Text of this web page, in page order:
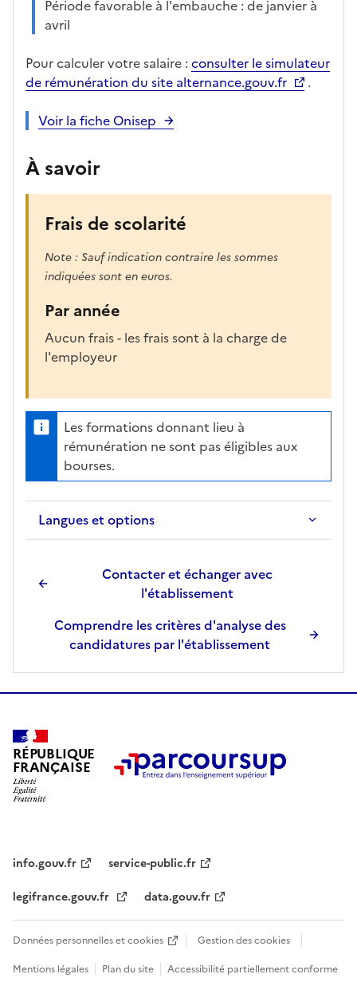
Période favorable à l'embauche : de janvier à
avril
Pour calculer votre salaire : consulter le simulateur
de rémunération du site alternance.gouv.fr
.
Voir la fiche Onisep
À savoir
Frais de scolarité
Note : Sauf indication contraire les sommes
indiquées sont en euros.
Par année
Aucun frais - les frais sont à la charge de
l'employeur
Les formations donnant lieu à
rémunération ne sont pas éligibles aux
bourses.
Langues et options
Contacter et échanger avec
l'établissement
Comprendre les critères d'analyse des
candidatures par l'établissement
RÉPUBLIQUE
FRANÇAISE
info.gouv.fr
service-public.fr
legifrance.gouv.fr
data.gouv.fr
Données personnelles et cookies
Gestion des cookies
Mentions légales
Plan du site Accessibilité partiellement conforme